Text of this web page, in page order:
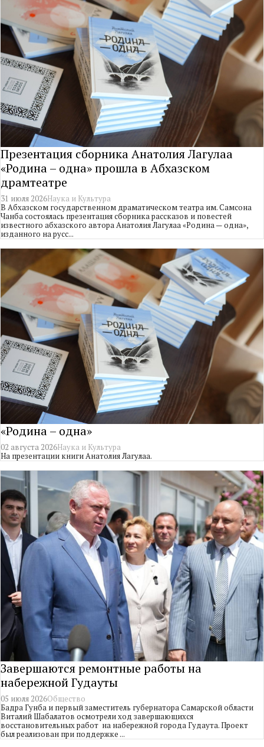
Презентация сборника Анатолия Лагулаа
«Родина – одна» прошла в Абхазском
драмтеатре
31 июля 2026Наука и Культура
В Абхазском государственном драматическом театра им. Самсона
Чанба состоялась презентация сборника рассказов и повестей
известного абхазского автора Анатолия Лагулаа «Родина — одна»,
изданного на русс...
«Родина – одна»
02 августа 2026Наука и Культура
На презентации книги Анатолия Лагулаа.
Завершаются ремонтные работы на
набережной Гудауты
05 июля 2026Общество
Бадра Гунба и первый заместитель губернатора Самарской области
Виталий Шабалатов осмотрели ход завершающихся
восстановительных работ на набережной города Гудаута. Проект
был реализован при поддержке ...